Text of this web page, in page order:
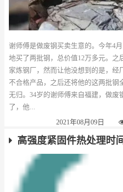
谢师傅是做废钢买卖生意的。今年4
地买了两批钢，总价值12万多元。之
家炼钢厂，然而让他没想到的是，经
不合格产品，之后还将他的这两批钢
无归。34岁的谢师傅来自福建，做废
了，他...
2021年08月09日
高强度紧固件热处理时